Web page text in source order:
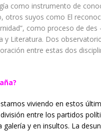
como instrumento de
otros suyos como El
como proceso de des
y Literatura. Dos
entre estas dos
viviendo en estos
entre los partidos
y en insultos. La